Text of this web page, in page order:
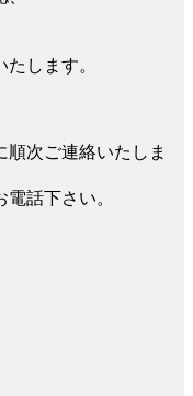
します。
次ご連絡いたしま
話下さい。